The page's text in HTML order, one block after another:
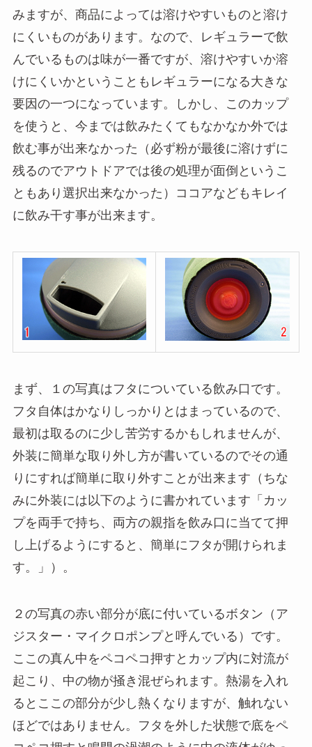
みますが、商品によっては溶けやすいものと溶け
にくいものがあります。なので、レギュラーで飲
んでいるものは味が一番ですが、溶けやすいか溶
けにくいかということもレギュラーになる大きな
要因の一つになっています。しかし、このカップ
を使うと、今までは飲みたくてもなかなか外では
飲む事が出来なかった（必ず粉が最後に溶けずに
残るのでアウトドアでは後の処理が面倒というこ
ともあり選択出来なかった）ココアなどもキレイ
に飲み干す事が出来ます。
まず、１の写真はフタについている飲み口です。
フタ自体はかなりしっかりとはまっているので、
最初は取るのに少し苦労するかもしれませんが、
外装に簡単な取り外し方が書いているのでその通
りにすれば簡単に取り外すことが出来ます（ちな
みに外装には以下のように書かれています「カッ
プを両手で持ち、両方の親指を飲み口に当てて押
し上げるようにすると、簡単にフタが開けられま
す。」）。
２の写真の赤い部分が底に付いているボタン（ア
ジスター・マイクロポンプと呼んでいる）です。
ここの真ん中をペコペコ押すとカップ内に対流が
起こり、中の物が掻き混ぜられます。熱湯を入れ
るとここの部分が少し熱くなりますが、触れない
ほどではありません。フタを外した状態で底をペ